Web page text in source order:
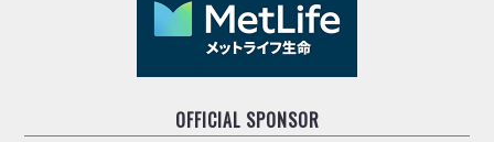
OFFICIAL SPONSOR